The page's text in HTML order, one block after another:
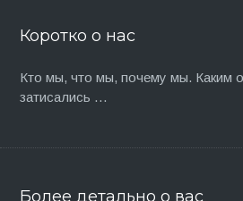
Коротко о нас
Кто мы, что мы, почему мы. Каким
затисались …
Более детально о вас